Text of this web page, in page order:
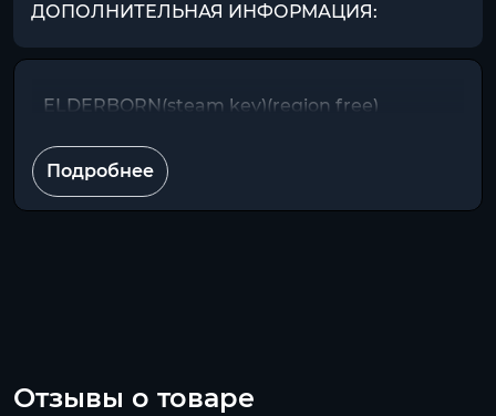
ДОПОЛНИТЕЛЬНАЯ ИНФОРМАЦИЯ:
ELDERBORN(steam key)(region free)
Подробнее
Отзывы о товаре